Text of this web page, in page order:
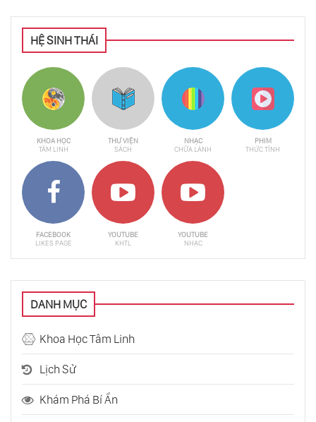
HỆ SINH THÁI
KHOA HỌC
TÂM LINH
THƯ VIỆN
SÁCH
NHẠC
CHỮA LÀNH
PHIM
THỨC TỈNH
FACEBOOK
LIKES PAGE
YOUTUBE
KHTL
YOUTUBE
NHẠC
DANH MỤC
Khoa Học Tâm Linh
Lịch Sử
Khám Phá Bí Ẩn